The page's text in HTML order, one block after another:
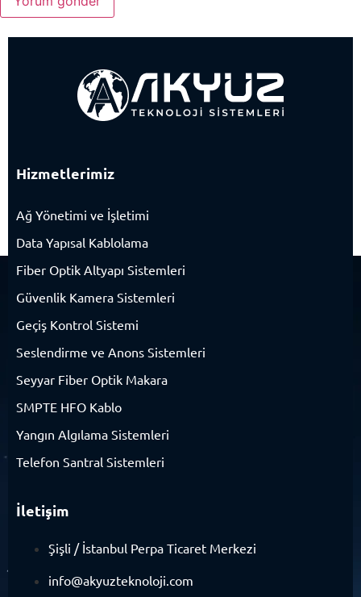
Hizmetlerimiz
Ağ Yönetimi ve İşletimi
Data Yapısal Kablolama
Fiber Optik Altyapı Sistemleri
Güvenlik Kamera Sistemleri
Geçiş Kontrol Sistemi
Seslendirme ve Anons Sistemleri
Seyyar Fiber Optik Makara
SMPTE HFO Kablo
Yangın Algılama Sistemleri
Telefon Santral Sistemleri
İletişim
Şişli / İstanbul Perpa Ticaret Merkezi
info@akyuzteknoloji.com